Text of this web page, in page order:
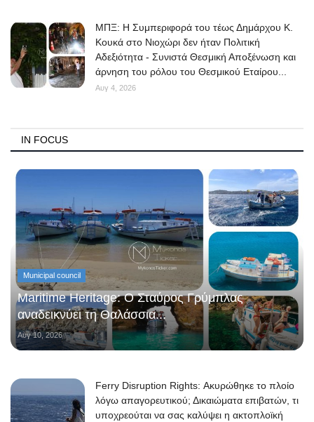
ΜΠΞ: Η Συμπεριφορά του τέως Δημάρχου Κ.
Κουκά στο Νιοχώρι δεν ήταν Πολιτική
Αδεξιότητα - Συνιστά Θεσμική Αποξένωση και
άρνηση του ρόλου του Θεσμικού Εταίρου...
Αυγ 4, 2026
IN FOCUS
Municipal council
Maritime Heritage: Ο Σταύρος Γρύμπλας
αναδεικνύει τη Θαλάσσια...
Αυγ 10, 2026
Ferry Disruption Rights: Ακυρώθηκε το πλοίο
λόγω απαγορευτικού; Δικαιώματα επιβατών, τι
υποχρεούται να σας καλύψει η ακτοπλοϊκή